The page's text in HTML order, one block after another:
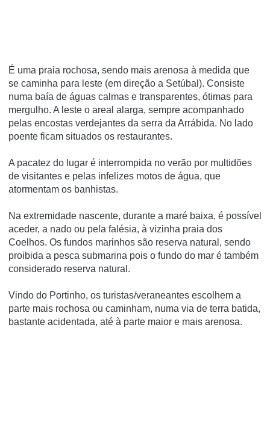
É uma praia rochosa, sendo mais arenosa à medida que
se caminha para leste (em direção a Setúbal). Consiste
numa baí­a de águas calmas e transparentes, ótimas para
mergulho. A leste o areal alarga, sempre acompanhado
pelas encostas verdejantes da serra da Arrábida. No lado
poente ficam situados os restaurantes.
A pacatez do lugar é interrompida no verão por multidões
de visitantes e pelas infelizes motos de água, que
atormentam os banhistas.
Na extremidade nascente, durante a maré baixa, é possí­vel
aceder, a nado ou pela falésia, à vizinha praia dos
Coelhos. Os fundos marinhos são reserva natural, sendo
proibida a pesca submarina pois o fundo do mar é também
considerado reserva natural.
Vindo do Portinho, os turistas/veraneantes escolhem a
parte mais rochosa ou caminham, numa via de terra batida,
bastante acidentada, até à parte maior e mais arenosa.